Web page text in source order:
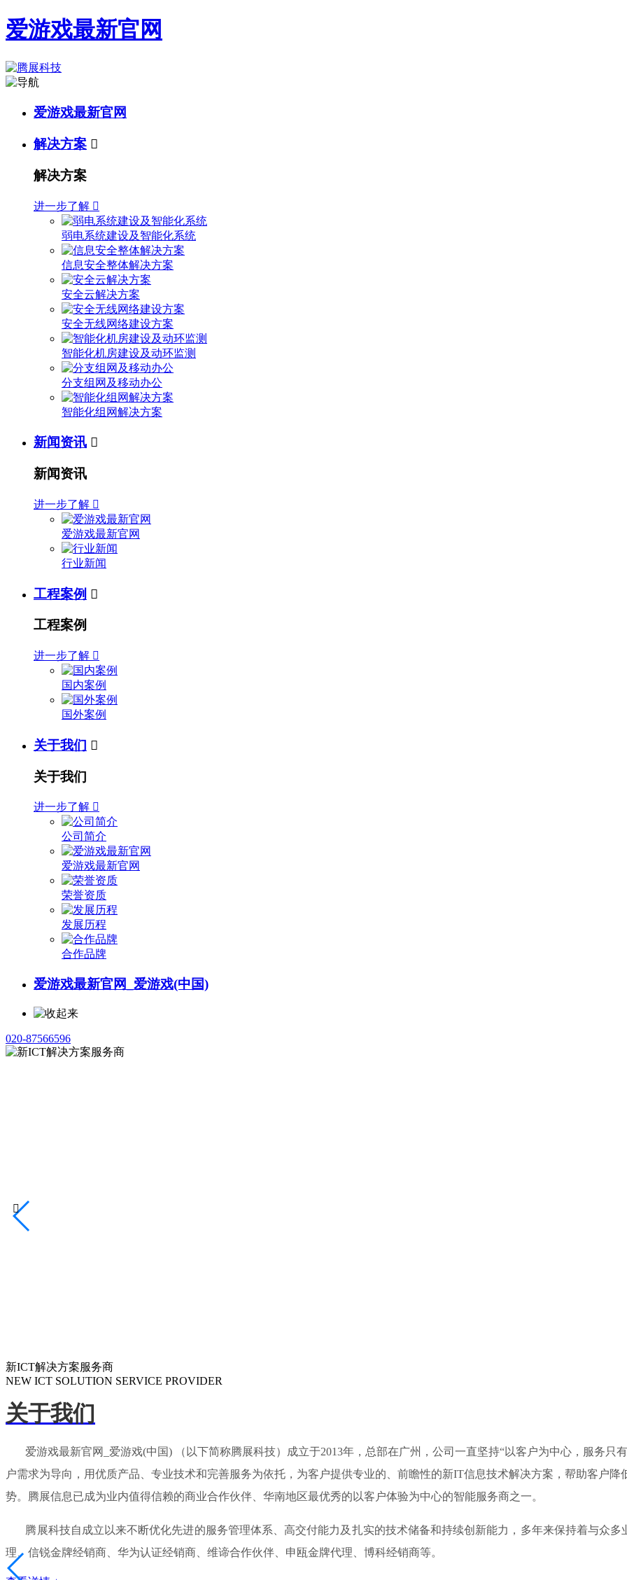
爱游戏最新官网
爱游戏最新官网
解决方案 
解决方案
进一步了解 
弱电系统建设及智能化系统
信息安全整体解决方案
安全云解决方案
安全无线网络建设方案
智能化机房建设及动环监测
分支组网及移动办公
智能化组网解决方案
新闻资讯 
新闻资讯
进一步了解 
爱游戏最新官网
行业新闻
工程案例 
工程案例
进一步了解 
国内案例
国外案例
关于我们 
关于我们
进一步了解 
公司简介
爱游戏最新官网
荣誉资质
发展历程
合作品牌
爱游戏最新官网_爱游戏(中国)
020-87566596
新ICT解决方案服务商
NEW ICT SOLUTION SERVICE PROVIDER

关于我们
爱游戏最新官网_爱游戏(中国) （以下简称腾展科技）成立于2013年，总部在广州，公司一直坚持“以客户为中心，服务只
户需求为导向，用优质产品、专业技术和完善服务为依托，为客户提供专业的、前瞻性的新IT信息技术解决方案，帮助客户
势。腾展信息已成为业内值得信赖的商业合作伙伴、华南地区最优秀的以客户体验为中心的智能服务商之一。
腾展科技自成立以来不断优化先进的服务管理体系、高交付能力及扎实的技术储备和持续创新能力，多年来保持着与众多
理、信锐金牌经销商、华为认证经销商、维谛合作伙伴、申瓯金牌代理、博科经销商等。